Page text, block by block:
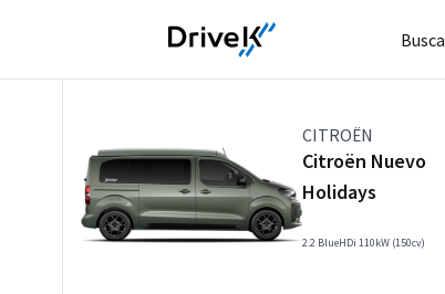
Busca
CITROËN
Citroën Nuevo
Holidays
2.2 BlueHDi 110kW (150cv)